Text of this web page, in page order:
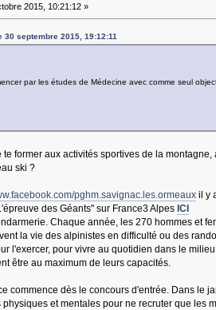
2015, 10:21:12 »
30 septembre 2015, 19:12:11
par les études de Médecine avec comme seul
former aux activités sportives de la
ski ?
pghm.savignac.les.ormeauxil y
des Géants" sur France3 Alpes ICI
Chaque année, les 270 hommes et
la vie des alpinistes en difficulté ou des
l'exercer, pour vivre au quotidien dans le
être au maximum de leurs capacités.
commence dès le concours d'entrée. Dans le
et mentales pour ne recruter que les